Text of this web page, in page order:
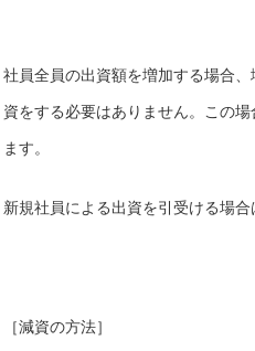
社員全員の出資額を増加する場合
資をする必要はありません。この
ます。
新規社員による出資を引受ける場
［減資の方法］